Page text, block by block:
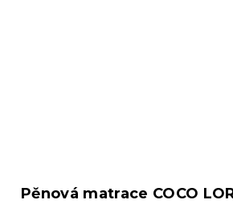
Pěnová matrace COCO